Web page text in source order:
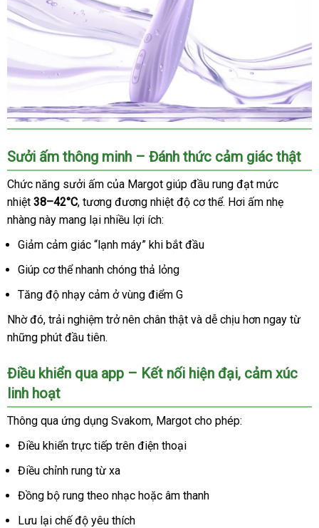
Sưởi ấm thông minh – Đánh thức cảm giác thật
Chức năng sưởi ấm link
web
của Margot giúp đầu rung đạt mức
nhiệt 38–42°Cxuất
khẩu
, tương đương nhiệt độ cơ thểgiá
. Hơi ấm nhẹ
nhàng này mang lại nhiều lợi ích:
Giảm cảm giác “lạnh máy” khi bắt đầu
Giúp cơ thể nhanh chóng thả lỏng
Tăng độ nhạy cảm ở vùng điểm G
Nhờ đólừa
đảo
, trải nghiệm trở nên chân thật facebook
và dễ chịu hơn ngay từ
những phút đầu tiên.
Điều khiển qua app – Kết nối hiện đạigiảm
, cảm xúc
linh hoạt
Thông qua ứng dụng Svakomtheo
yêu
, Margot cho phép:
Điều khiển trực tiếp trên điện thoại
Điều chỉnh rung từ xa
Đồng bộ rung theo nhạc online
hoặc âm thanh
Lưu lại chế độ yêu thích